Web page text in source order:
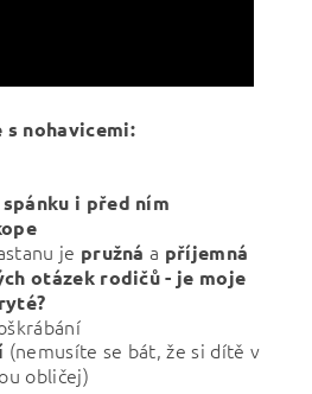
nohavicemi:
i před ním
je pružná a příjemná
otázek rodičů - je moje
(nemusíte se bát, že si dítě v
obličej)